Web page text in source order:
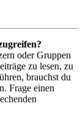
oder Gruppen
zu lesen, zu
brauchst du
Frage einen